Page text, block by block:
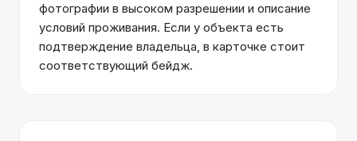
фотографии в высоком разрешении и описание
условий проживания. Если у объекта есть
подтверждение владельца, в карточке стоит
соответствующий бейдж.